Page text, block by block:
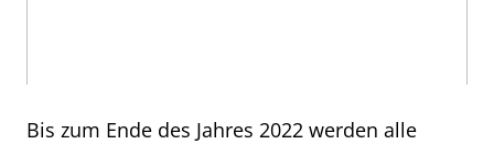
Bis zum Ende des Jahres 2022 werden alle